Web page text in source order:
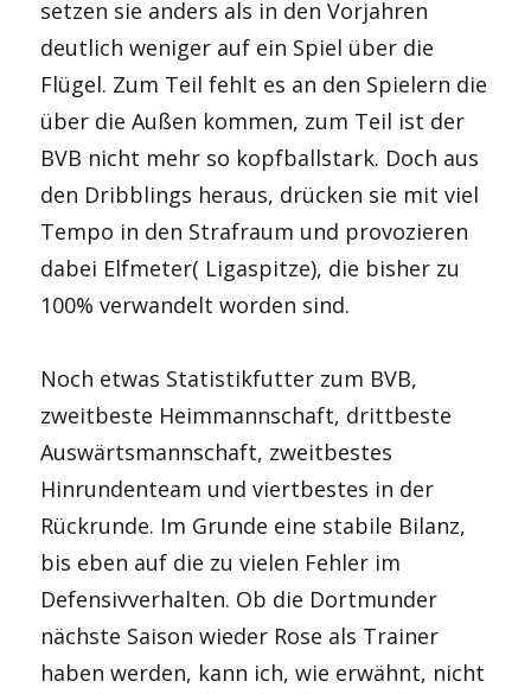
setzen sie anders als in den Vorjahren
deutlich weniger auf ein Spiel über die
Flügel. Zum Teil fehlt es an den Spielern die
über die Außen kommen, zum Teil ist der
BVB nicht mehr so kopfballstark. Doch aus
den Dribblings heraus, drücken sie mit viel
Tempo in den Strafraum und provozieren
dabei Elfmeter( Ligaspitze), die bisher zu
100% verwandelt worden sind.
Noch etwas Statistikfutter zum BVB,
zweitbeste Heimmannschaft, drittbeste
Auswärtsmannschaft, zweitbestes
Hinrundenteam und viertbestes in der
Rückrunde. Im Grunde eine stabile Bilanz,
bis eben auf die zu vielen Fehler im
Defensivverhalten. Ob die Dortmunder
nächste Saison wieder Rose als Trainer
haben werden, kann ich, wie erwähnt, nicht